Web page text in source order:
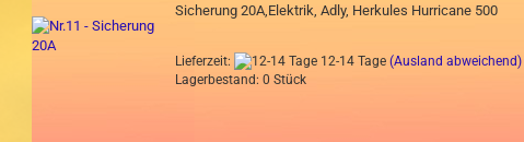
Sicherung 20A,Elektrik, Adly, Herkules Hurricane 500
Lieferzeit: 12-14 Tage (Ausland abweichend)
Lagerbestand: 0 Stück